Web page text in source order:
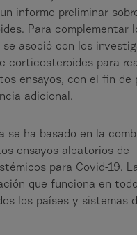
informe preliminar
Para complementar
se asoció con los
corticosteroides para
ensayos, con el fin de
adicional.
se ha basado en la
ensayos aleatorios de
para Covid-19.
que funciona en
los países y sistemas